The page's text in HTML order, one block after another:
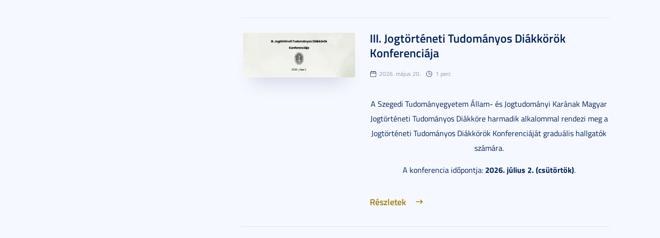
III. Jogtörténeti Tudományos Diákkörök
Konferenciája
2026. május 20. 1 perc
A Szegedi Tudományegyetem Állam- és Jogtudományi Karának Magyar
Jogtörténeti Tudományos Diákköre harmadik alkalommal rendezi meg a
Jogtörténeti Tudományos Diákkörök Konferenciáját graduális hallgatók
számára.
A konferencia időpontja: 2026. július 2. (csütörtök).
Részletek